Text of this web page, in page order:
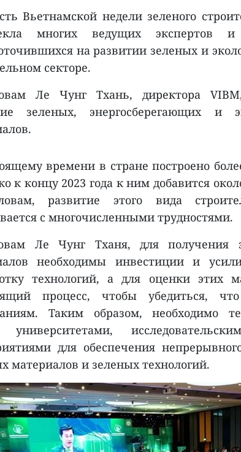
Вьетнамской недели зеленого
многих ведущих экспертов и
на развитии зеленых и
секторе.
Ле Чунг Тхань, директора
зеленых, энергосберегающих и
времени в стране построено
к концу 2023 года к ним добавится
развитие этого вида
с многочисленными трудностями.
Ле Чунг Тханя, для получения
необходимы инвестиции и
технологий, а для оценки этих
процесс, чтобы убедиться,
Таким образом, необходимо
университетами,
для обеспечения
материалов и зеленых технологий.